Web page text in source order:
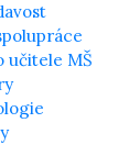
‌učitele‌ MŠ